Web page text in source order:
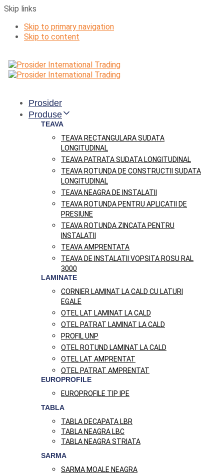
Skip links
Skip to primary navigation
Skip to content
Prosider
Produse
TEAVA
TEAVA RECTANGULARA SUDATA
LONGITUDINAL
TEAVA PATRATA SUDATA LONGITUDINAL
TEAVA ROTUNDA DE CONSTRUCTII SUDATA
LONGITUDINAL
TEAVA NEAGRA DE INSTALATII
TEAVA ROTUNDA PENTRU APLICATII DE
PRESIUNE
TEAVA ROTUNDA ZINCATA PENTRU
INSTALATII
TEAVA AMPRENTATA
TEAVA DE INSTALATII VOPSITA ROSU RAL
3000
LAMINATE
CORNIER LAMINAT LA CALD CU LATURI
EGALE
OTEL LAT LAMINAT LA CALD
OTEL PATRAT LAMINAT LA CALD
PROFIL UNP
OTEL ROTUND LAMINAT LA CALD
OTEL LAT AMPRENTAT
OTEL PATRAT AMPRENTAT
EUROPROFILE
EUROPROFILE TIP IPE
TABLA
TABLA DECAPATA LBR
TABLA NEAGRA LBC
TABLA NEAGRA STRIATA
SARMA
SARMA MOALE NEAGRA